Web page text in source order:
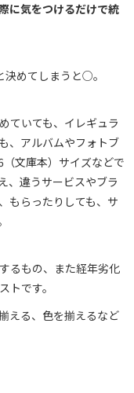
に気をつけるだけで統
めてしまうと○。
ていても、イレギュラ
、アルバムやフォトブ
文庫本）サイズなどで
、違うサービスやブラ
もらったりしても、サ
るもの、また経年劣化
トです。
える、色を揃えるなど